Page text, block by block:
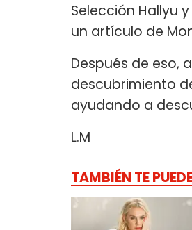
Selección Hallyu
un artículo de
Después de eso,
descubrimiento
ayudando a
L.M
TAMBIÉN TE